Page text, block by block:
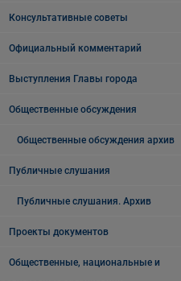
Консультативные советы
Официальный комментарий
Выступления Главы города
Общественные обсуждения
Общественные обсуждения архив
Публичные слушания
Публичные слушания. Архив
Проекты документов
Общественные, национальные и